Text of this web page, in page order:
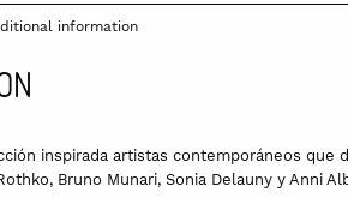
information
inspirada artistas contemporáneos
Bruno Munari, Sonia Delauny y Anni